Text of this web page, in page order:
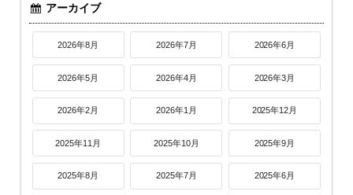
アーカイブ
2026年8月 2026年7月 2026年6月
2026年5月 2026年4月 2026年3月
2026年2月 2026年1月 2025年12月
2025年11月 2025年10月 2025年9月
2025年8月 2025年7月 2025年6月